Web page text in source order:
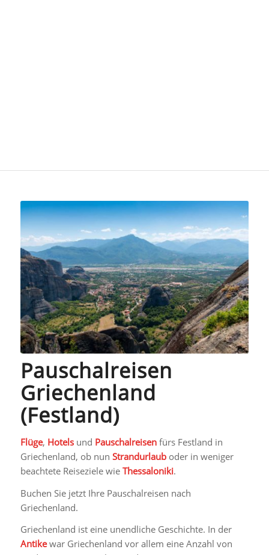
Pauschalreisen
Griechenland
(Festland)
Flüge, Hotelsund Pauschalreisenfürs Festland in
Griechenland, ob nun Strandurlauboder in weniger
beachtete Reiseziele wie Thessaloniki.
Buchen Sie jetzt Ihre Pauschalreisen nach
Griechenland.
Griechenland ist eine unendliche Geschichte. In der
Antikewar Griechenland vor allem eine Anzahl von